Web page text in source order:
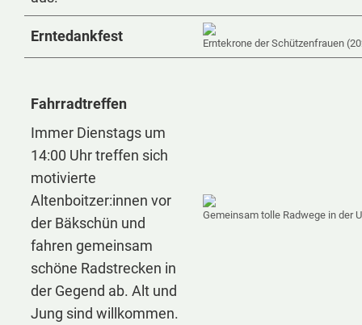
Erntedankfest Erntekrone der Schützenfrauen
Fahrradtreffen
Immer Dienstags um
14:00 Uhr treffen sich
motivierte
Altenboitzer:innen vor
der Bäkschün und
fahren gemeinsam
schöne Radstrecken in
der Gegend ab. Alt und
Jung sind willkommen.
Gemeinsam tolle Radwege in der